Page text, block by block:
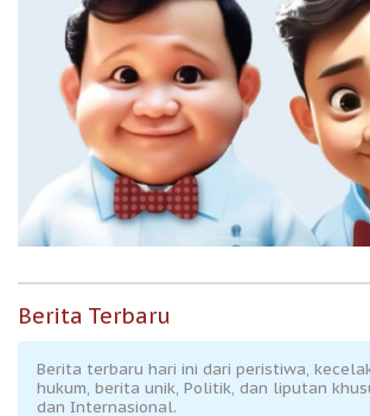
Berita Terbaru
Berita terbaru hari ini dari peristiwa,
hukum, berita unik, Politik, dan liputan
dan Internasional.